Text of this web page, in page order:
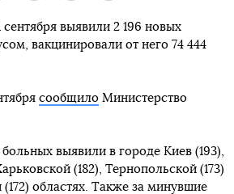
сентября выявили 2 196 новых
вакцинировали от него 74 444
сообщило Министерство
выявили в городе Киев (193),
(182), Тернопольской (173)
областях. Также за минувшие